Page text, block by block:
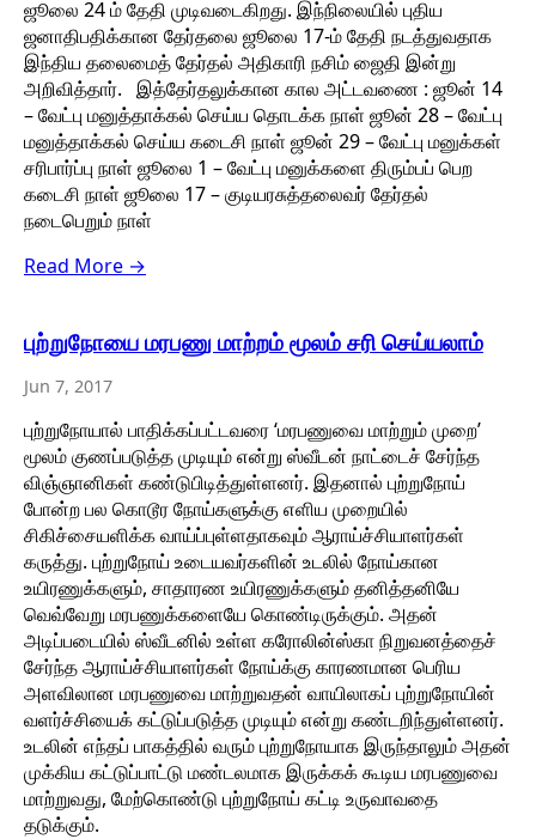
ஜூலை 24 ம் தேதி முடிவடைகிறது. இந்நிலையில் புதிய
ஜனாதிபதிக்கான தேர்தலை ஜூலை 17-ம் தேதி நடத்துவதாக
இந்திய தலைமைத் தேர்தல் அதிகாரி நசிம் ஜைதி இன்று
அறிவித்தார். இத்தேர்தலுக்கான கால அட்டவணை : ஜூன் 14
– வேட்பு மனுத்தாக்கல் செய்ய தொடக்க நாள் ஜூன் 28 – வேட்பு
மனுத்தாக்கல் செய்ய கடைசி நாள் ஜூன் 29 – வேட்பு மனுக்கள்
சரிபார்ப்பு நாள் ஜூலை 1 – வேட்பு மனுக்களை திரும்பப் பெற
கடைசி நாள் ஜூலை 17 – குடியரசுத்தலைவர் தேர்தல்
நடைபெறும் நாள்
Read More →
புற்றுநோயை மரபணு மாற்றம் மூலம் சரி செய்யலாம்
Jun 7, 2017
புற்றுநோயால் பாதிக்கப்பட்டவரை ‘மரபணுவை மாற்றும் முறை’
மூலம் குணப்படுத்த முடியும் என்று ஸ்வீடன் நாட்டைச் சேர்ந்த
விஞ்ஞானிகள் கண்டுபிடித்துள்ளனர். இதனால் புற்றுநோய்
போன்ற பல கொடூர நோய்களுக்கு எளிய முறையில்
சிகிச்சையளிக்க வாய்ப்புள்ளதாகவும் ஆராய்ச்சியாளர்கள்
கருத்து. புற்றுநோய் உடையவர்களின் உடலில் நோய்கான
உயிரணுக்களும், சாதாரண உயிரணுக்களும் தனித்தனியே
வெவ்வேறு மரபணுக்களையே கொண்டிருக்கும். அதன்
அடிப்படையில் ஸ்வீடனில் உள்ள கரோலின்ஸ்கா நிறுவனத்தைச்
சேர்ந்த ஆராய்ச்சியாளர்கள் நோய்க்கு காரணமான பெரிய
அளவிலான மரபணுவை மாற்றுவதன் வாயிலாகப் புற்றுநோயின்
வளர்ச்சியைக் கட்டுப்படுத்த முடியும் என்று கண்டறிந்துள்ளனர்.
உடலின் எந்தப் பாகத்தில் வரும் புற்றுநோயாக இருந்தாலும் அதன்
முக்கிய கட்டுப்பாட்டு மண்டலமாக இருக்கக் கூடிய மரபணுவை
மாற்றுவது, மேற்கொண்டு புற்றுநோய் கட்டி உருவாவதை
தடுக்கும்.